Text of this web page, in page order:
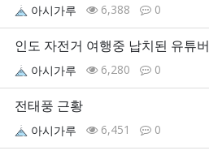
아시가루 6,388 0
인도 자전거 여행중 납치된 유튜버
아시가루 6,280 0
전태풍 근황
아시가루 6,451 0